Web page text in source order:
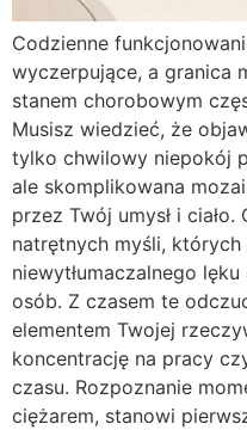
Codzienne
wyczerpujące, a granica
stanem chorobowym
Musisz wiedzieć, że
tylko chwilowy niepokój
ale skomplikowana
przez Twój umysł i
natrętnych myśli,
niewytłumaczalnego
osób. Z czasem te
elementem Twojej
koncentrację na pracy
czasu. Rozpoznanie
ciężarem, stanowi